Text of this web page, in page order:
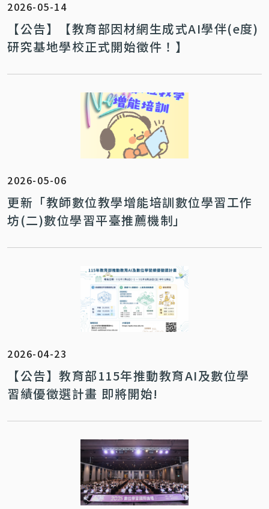
2026-05-14
【公告】【教育部因材網生成式AI學伴(e度)
研究基地學校正式開始徵件！】
2026-05-06
更新「教師數位教學增能培訓數位學習工作
坊(二)數位學習平臺推薦機制」
2026-04-23
【公告】教育部115年推動教育AI及數位學
習績優徵選計畫 即將開始!